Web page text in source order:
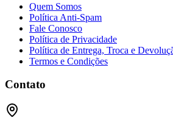
Quem Somos
Política Anti-Spam
Fale Conosco
Política de Privacidade
Política de Entrega, Troca e
Termos e Condições
Contato